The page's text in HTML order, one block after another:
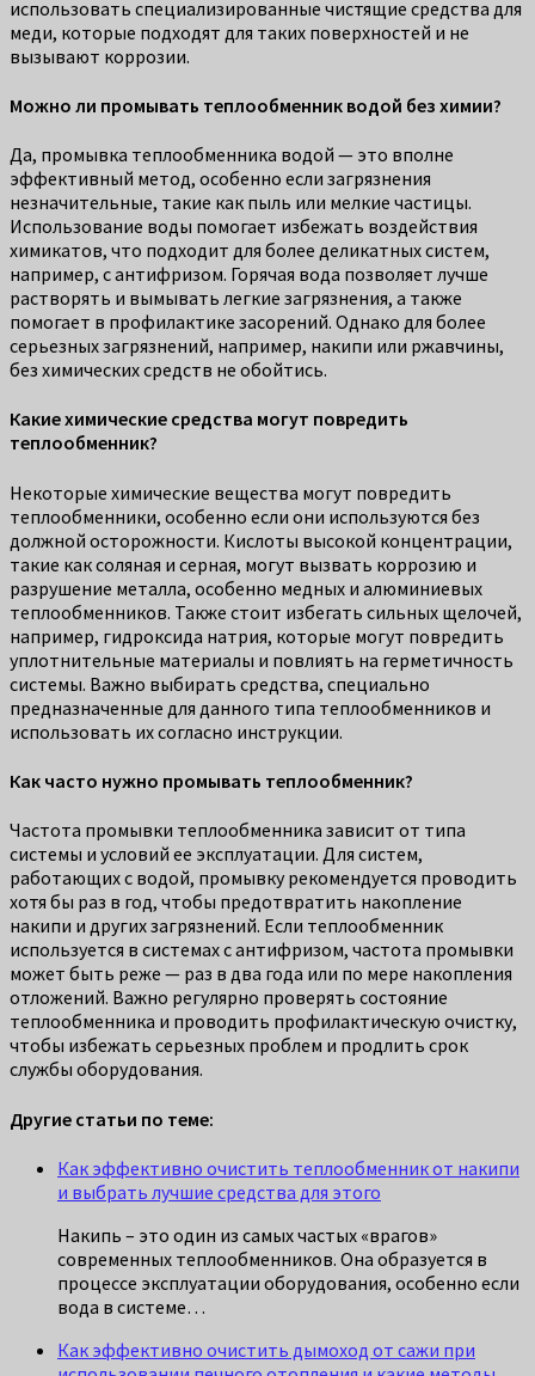
использовать специализированные чистящие средства для
меди, которые подходят для таких поверхностей и не
вызывают коррозии.
Можно ли промывать теплообменник водой без химии?
Да, промывка теплообменника водой — это вполне
эффективный метод, особенно если загрязнения
незначительные, такие как пыль или мелкие частицы.
Использование воды помогает избежать воздействия
химикатов, что подходит для более деликатных систем,
например, с антифризом. Горячая вода позволяет лучше
растворять и вымывать легкие загрязнения, а также
помогает в профилактике засорений. Однако для более
серьезных загрязнений, например, накипи или ржавчины,
без химических средств не обойтись.
Какие химические средства могут повредить
теплообменник?
Некоторые химические вещества могут повредить
теплообменники, особенно если они используются без
должной осторожности. Кислоты высокой концентрации,
такие как соляная и серная, могут вызвать коррозию и
разрушение металла, особенно медных и алюминиевых
теплообменников. Также стоит избегать сильных щелочей,
например, гидроксида натрия, которые могут повредить
уплотнительные материалы и повлиять на герметичность
системы. Важно выбирать средства, специально
предназначенные для данного типа теплообменников и
использовать их согласно инструкции.
Как часто нужно промывать теплообменник?
Частота промывки теплообменника зависит от типа
системы и условий ее эксплуатации. Для систем,
работающих с водой, промывку рекомендуется проводить
хотя бы раз в год, чтобы предотвратить накопление
накипи и других загрязнений. Если теплообменник
используется в системах с антифризом, частота промывки
может быть реже — раз в два года или по мере накопления
отложений. Важно регулярно проверять состояние
теплообменника и проводить профилактическую очистку,
чтобы избежать серьезных проблем и продлить срок
службы оборудования.
Другие статьи по теме:
Как эффективно очистить теплообменник от накипи
и выбрать лучшие средства для этого
Накипь – это один из самых частых «врагов»
современных теплообменников. Она образуется в
процессе эксплуатации оборудования, особенно если
вода в системе…
Как эффективно очистить дымоход от сажи при